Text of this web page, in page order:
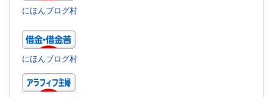
にほんブログ村
にほんブログ村